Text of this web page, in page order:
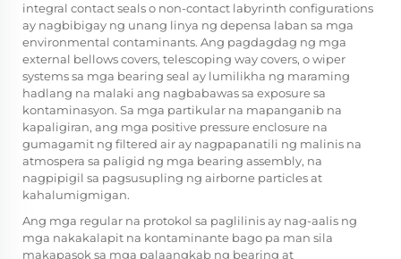
integral contact seals o non-contact labyrinth configurations
ay nagbibigay ng unang linya ng depensa laban sa mga
environmental contaminants. Ang pagdagdag ng mga
external bellows covers, telescoping way covers, o wiper
systems sa mga bearing seal ay lumilikha ng maraming
hadlang na malaki ang nagbabawas sa exposure sa
kontaminasyon. Sa mga partikular na mapanganib na
kapaligiran, ang mga positive pressure enclosure na
gumagamit ng filtered air ay nagpapanatili ng malinis na
atmospera sa paligid ng mga bearing assembly, na
nagpipigil sa pagsusupling ng airborne particles at
kahalumigmigan.
Ang mga regular na protokol sa paglilinis ay nag-aalis ng
mga nakakalapit na kontaminante bago pa man sila
makapasok sa mga palaangkab ng bearing at